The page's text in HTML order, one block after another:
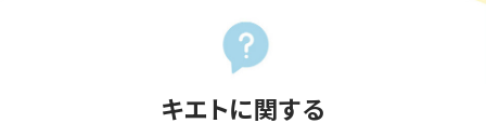
キエトに関する